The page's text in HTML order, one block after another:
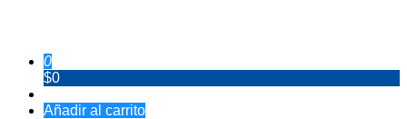
0
$0
Añadir al carrito